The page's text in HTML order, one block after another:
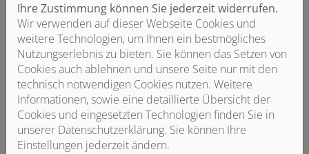
Ihre Zustimmung können Sie jederzeit widerrufen.
Wir verwenden auf dieser Webseite Cookies und
weitere Technologien, um Ihnen ein bestmögliches
Nutzungserlebnis zu bieten. Sie können das Setzen von
Cookies auch ablehnen und unsere Seite nur mit den
technisch notwendigen Cookies nutzen. Weitere
Informationen, sowie eine detaillierte Übersicht der
Cookies und eingesetzten Technologien finden Sie in
unserer Datenschutzerklärung. Sie können Ihre
Einstellungen jederzeit ändern.